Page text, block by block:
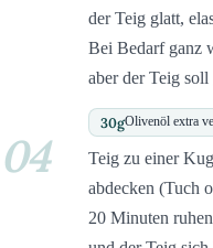
der Teig glatt,
Bei Bedarf ganz
aber der Teig
30gOlivenöl extra
04
Teig zu einer
abdecken (Tuch
20 Minuten